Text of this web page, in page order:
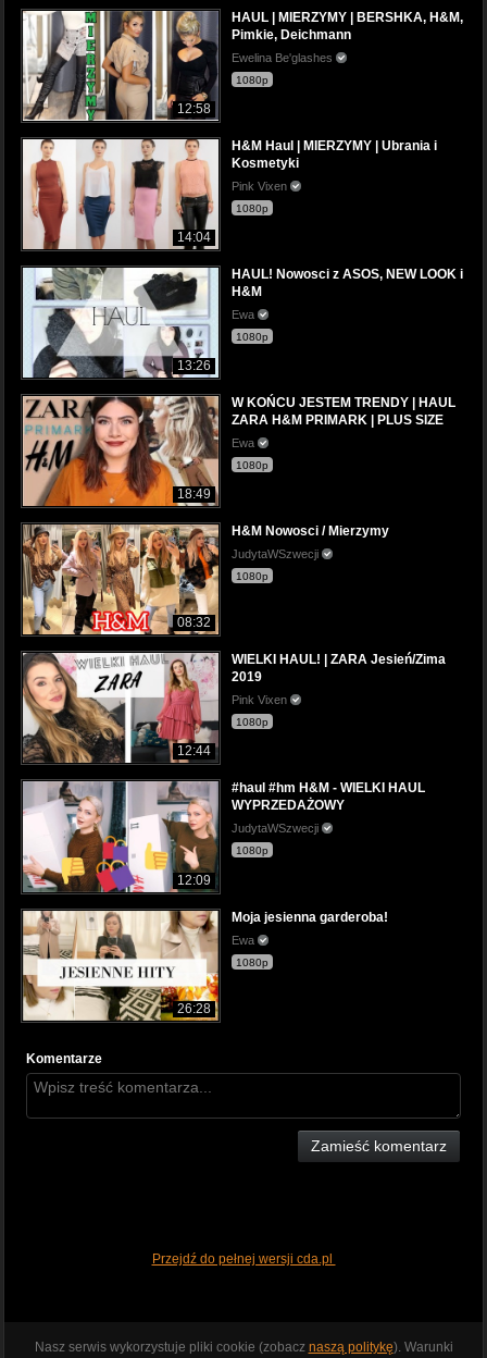
12:58
HAUL | MIERZYMY | BERSHKA, H&M,
Pimkie, Deichmann
Ewelina Be'glashes
1080p
14:04
H&M Haul | MIERZYMY | Ubrania i
Kosmetyki
Pink Vixen
1080p
13:26
HAUL! Nowosci z ASOS, NEW LOOK i
H&M
Ewa
1080p
18:49
W KOŃCU JESTEM TRENDY | HAUL
ZARA H&M PRIMARK | PLUS SIZE
Ewa
1080p
08:32
H&M Nowosci / Mierzymy
JudytaWSzwecji
1080p
12:44
WIELKI HAUL! | ZARA Jesień/Zima
2019
Pink Vixen
1080p
12:09
#haul #hm H&M - WIELKI HAUL
WYPRZEDAŻOWY
JudytaWSzwecji
1080p
26:28
Moja jesienna garderoba!
Ewa
1080p
Komentarze
Zamieść komentarz
Przejdź do pełnej wersji cda.pl
Nasz serwis wykorzystuje pliki cookie (zobacz naszą politykę). Warunki